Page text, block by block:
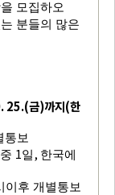
모집하오
분들의 많은
25.(금)까지(한
통보
중 1일 , 한국에
이후 개별통보